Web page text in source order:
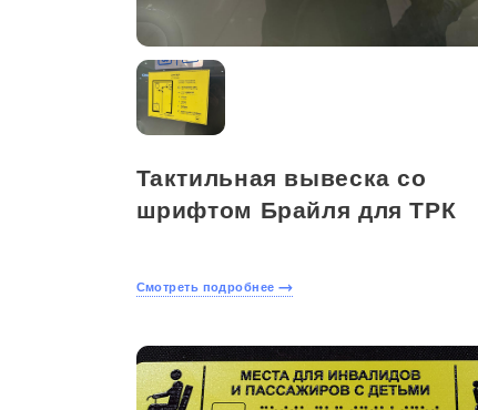
Тактильная вывеска со
шрифтом Брайля для ТРК
Смотреть подробнее